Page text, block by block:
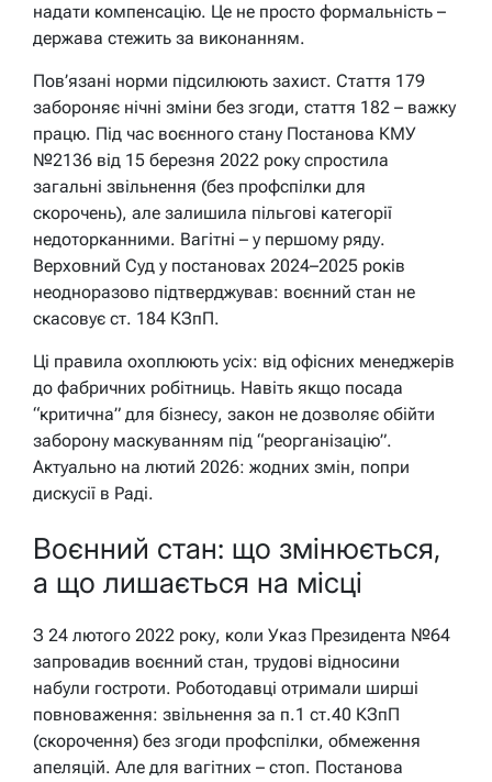
надати компенсацію. Це не просто формальність –
держава стежить за виконанням.
Пов’язані норми підсилюють захист. Стаття 179
забороняє нічні зміни без згоди, стаття 182 – важку
працю. Під час воєнного стану Постанова КМУ
№2136 від 15 березня 2022 року спростила
загальні звільнення (без профспілки для
скорочень), але залишила пільгові категорії
недоторканними. Вагітні – у першому ряду.
Верховний Суд у постановах 2024–2025 років
неодноразово підтверджував: воєнний стан не
скасовує ст. 184 КЗпП.
Ці правила охоплюють усіх: від офісних менеджерів
до фабричних робітниць. Навіть якщо посада
“критична” для бізнесу, закон не дозволяє обійти
заборону маскуванням під “реорганізацію”.
Актуально на лютий 2026: жодних змін, попри
дискусії в Раді.
Воєнний стан: що змінюється,
а що лишається на місці
З 24 лютого 2022 року, коли Указ Президента №64
запровадив воєнний стан, трудові відносини
набули гостроти. Роботодавці отримали ширші
повноваження: звільнення за п.1 ст.40 КЗпП
(скорочення) без згоди профспілки, обмеження
апеляцій. Але для вагітних – стоп. Постанова